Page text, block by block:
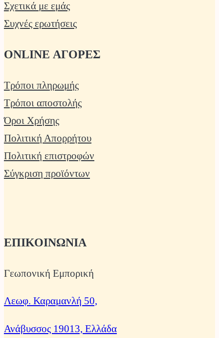
Σχετικά με εμάς
Συχνές ερωτήσεις
ONLINE ΑΓΟΡΕΣ
Τρόποι πληρωμής
Τρόποι αποστολής
Όροι Χρήσης
Πολιτική Απορρήτου
Πολιτική επιστροφών
Σύγκριση προϊόντων
ΕΠΙΚΟΙΝΩΝΙΑ
Γεωπονική Εμπορική
Λεωφ. Καραμανλή 50,
Ανάβυσσος 19013, Ελλάδα